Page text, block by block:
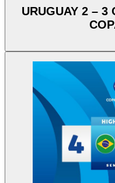
URUGUAY 2 –